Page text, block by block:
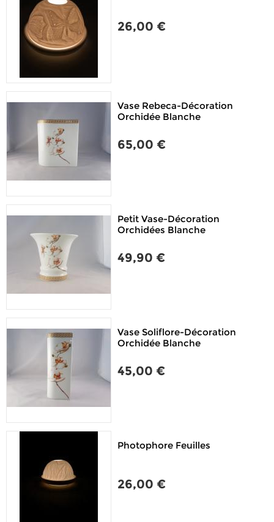
26,00 €
Vase Rebeca-Décoration
Orchidée Blanche
65,00 €
Petit Vase-Décoration
Orchidées Blanche
49,90 €
Vase Soliflore-Décoration
Orchidée Blanche
45,00 €
Photophore Feuilles
26,00 €